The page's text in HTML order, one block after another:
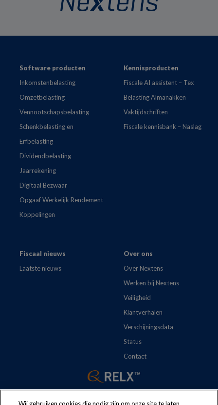
FooterSoftware producten
Inkomstenbelasting
Omzetbelasting
Vennootschapsbelasting
Schenkbelasting en
Erfbelasting
Dividendbelasting
Jaarrekening
Digitaal Bezwaar
Opgaaf Werkelijk Rendement
Koppelingen
Kennisproducten
Fiscale AI assistent – Tex
Belasting Almanakken
Vaktijdschriften
Fiscale kennisbank – Naslag
Fiscaal nieuws
Laatste nieuws
Over ons
Over Nextens
Werken bij Nextens
Veiligheid
Klantverhalen
Verschijningsdata
Status
Contact